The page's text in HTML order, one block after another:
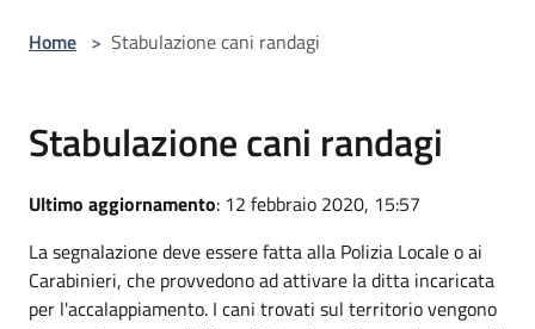
Home > Stabulazione cani randagi
Stabulazione cani randagi
Ultimo aggiornamento: 12 febbraio 2020, 15:57
La segnalazione deve essere fatta alla Polizia Locale o ai
Carabinieri, che provvedono ad attivare la ditta incaricata
per l'accalappiamento. I cani trovati sul territorio vengono